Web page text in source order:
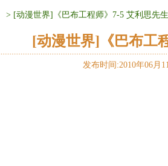
> [动漫世界]《巴布工程师》7-5 艾利思先
[动漫世界]《巴布工
发布时间:2010年06月